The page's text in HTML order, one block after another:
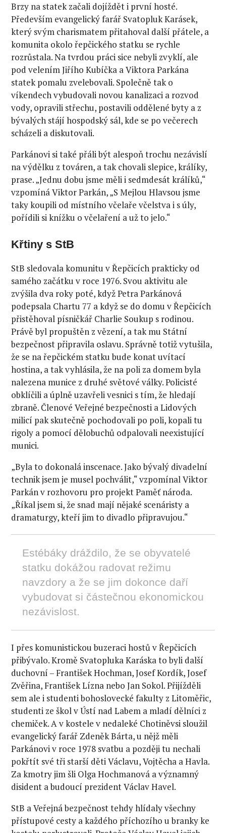
Brzy na statek začali dojíždět i první hosté.
Především evangelický farář Svatopluk Karásek,
který svým charismatem přitahoval další přátele, a
komunita okolo řepčického statku se rychle
rozrůstala. Na tvrdou práci sice nebyli zvyklí, ale
pod velením Jiřího Kubíčka a Viktora Parkána
statek pomalu zvelebovali. Společně tak o
víkendech vybudovali novou kanalizaci a rozvod
vody, opravili střechu, postavili oddělené byty a z
bývalých stájí hospodský sál, kde se po večerech
scházeli a diskutovali.
Parkánovi si také přáli být alespoň trochu nezávislí
na výdělku z továren, a tak chovali slepice, králíky,
prase. „Jednu dobu jsme měli i sedmdesát králíků,“
vzpomíná Viktor Parkán, „S Mejlou Hlavsou jsme
taky koupili od místního včelaře včelstva i s úly,
pořídili si knížku o včelaření a už to jelo.“
Křtiny s StB
StB sledovala komunitu v Řepčicích prakticky od
samého začátku v roce 1976. Svou aktivitu ale
zvýšila dva roky poté, když Petra Parkánová
podepsala Chartu 77 a když se do domu v Řepčicích
přistěhoval písničkář Charlie Soukup s rodinou.
Právě byl propuštěn z vězení, a tak mu Státní
bezpečnost připravila oslavu. Správně totiž vytušila,
že se na řepčickém statku bude konat uvítací
hostina, a tak vyhlásila, že na poli za domem byla
nalezena munice z druhé světové války. Policisté
obklíčili a úplně uzavřeli vesnici s tím, že hledají
zbraně. Členové Veřejné bezpečnosti a Lidových
milicí pak skutečně pochodovali po poli, kopali tu
rigoly a pomocí dělobuchů odpalovali neexistující
munici.
„Byla to dokonalá inscenace. Jako bývalý divadelní
technik jsem je musel pochválit,“ vzpomínal Viktor
Parkán v rozhovoru pro projekt Paměť národa.
„Říkal jsem si, že snad mají nějaké scenáristy a
dramaturgy, kteří jim to divadlo připravujou.“
Estébáky dráždilo, že se obyvatelé
statku dokážou radovat režimu
navzdory a že se jim dokonce daří
vybudovat si částečnou ekonomickou
nezávislost.
I přes komunistickou buzeraci hostů v Řepčicích
přibývalo. Kromě Svatopluka Karáska to byli další
duchovní – František Hochman, Josef Kordík, Josef
Zvěřina, František Lízna nebo Jan Sokol. Přijížděli
sem ale i studenti bohoslovecké fakulty z Litoměřic,
studenti ze škol v Ústí nad Labem a mladí dělníci z
chemiček. A v kostele v nedaleké Chotiněvsi sloužil
evangelický farář Zdeněk Bárta, u nějž měli
Parkánovi v roce 1978 svatbu a později tu nechali
pokřtít své tři starší děti Václavu, Vojtěcha a Havla.
Za kmotry jim šli Olga Hochmanová a významný
disident a budoucí prezident Václav Havel.
StB a Veřejná bezpečnost tehdy hlídaly všechny
přístupové cesty a každého příchozího u branky ke